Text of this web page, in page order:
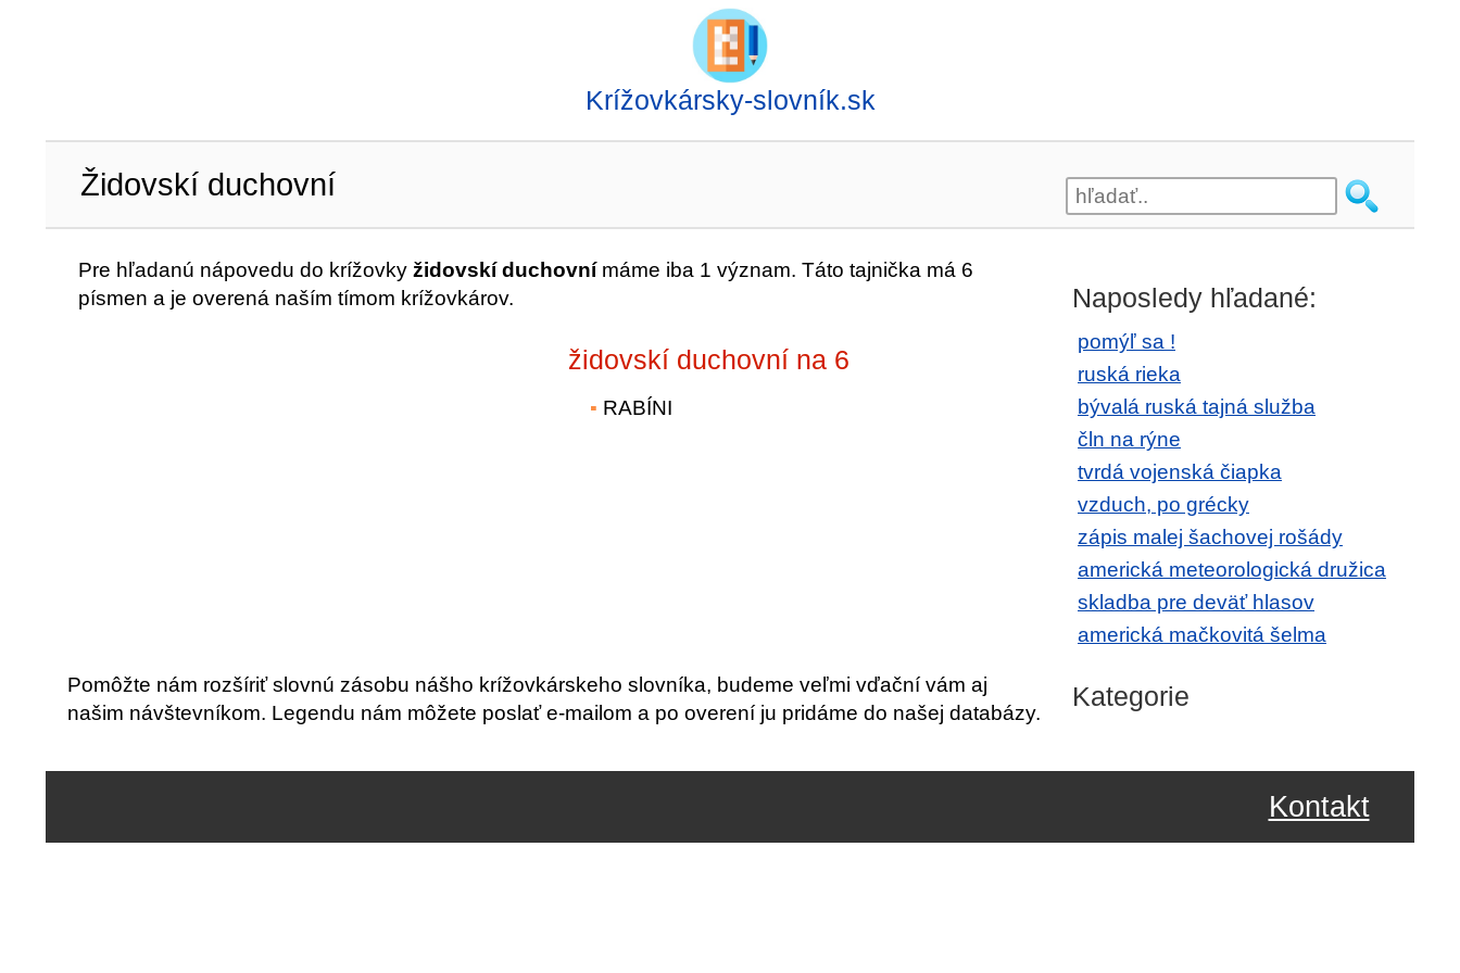
Krížovkársky-slovník.sk
Židovskí duchovní
Pre hľadanú nápovedu do krížovky židovskí duchovnímáme iba 1 význam. Táto tajnička má 6
písmen a je overená naším tímom krížovkárov.
židovskí duchovní na 6
RABÍNI
Pomôžte nám rozšíriť slovnú zásobu nášho krížovkárskeho slovníka, budeme veľmi vďační vám aj
našim návštevníkom. Legendu nám môžete poslať e-mailom a po overení ju pridáme do našej databázy.
Naposledy hľadané:
pomýľ sa !
ruská rieka
bývalá ruská tajná služba
čln na rýne
tvrdá vojenská čiapka
vzduch, po grécky
zápis malej šachovej rošády
americká meteorologická družica
skladba pre deväť hlasov
americká mačkovitá šelma
Kategorie
Kontakt